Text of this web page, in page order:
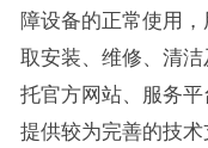
障设备的正常使用
取安装、维修、清
托官方网站、服务
提供较为完善的技术